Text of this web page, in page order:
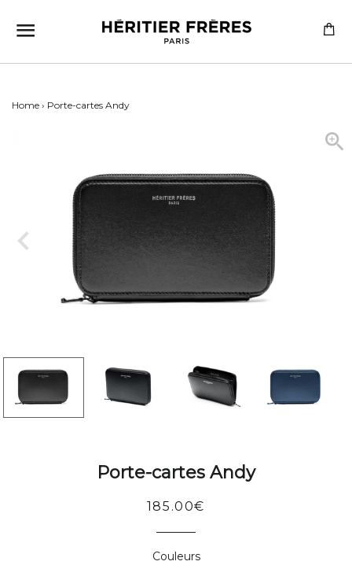
SITE NAVIGATION
Home › Porte-cartes Andy
Porte-cartes Andy
Regular
185.00€
Couleurs